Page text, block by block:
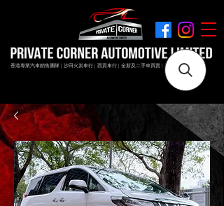
香港專業汽車銷售團隊 | 沙田火炭車行 | 西貢車行 | 全新及二手車買賣 | 最短時間極速成交